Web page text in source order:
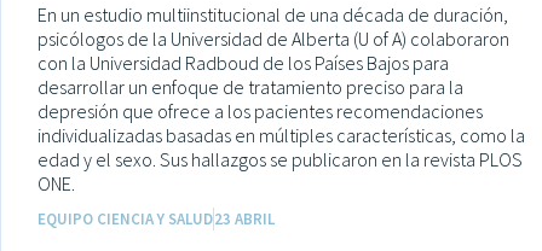
En un estudio multiinstitucional de una década de duración,
psicólogos de la Universidad de Alberta (U of A) colaboraron
con la Universidad Radboud de los Países Bajos para
desarrollar un enfoque de tratamiento preciso para la
depresión que ofrece a los pacientes recomendaciones
individualizadas basadas en múltiples características, como la
edad y el sexo. Sus hallazgos se publicaron en la revista PLOS
ONE.
EQUIPO CIENCIA Y SALUD23 ABRIL